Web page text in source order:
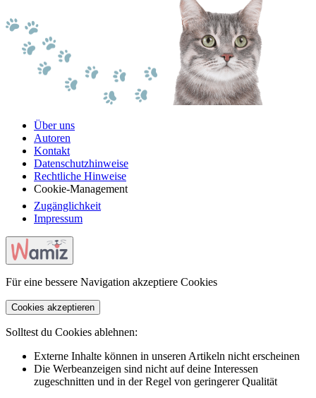
Über uns
Autoren
Kontakt
Datenschutzhinweise
Rechtliche Hinweise
Cookie-Management
Zugänglichkeit
Impressum
Für eine bessere Navigation akzeptiere Cookies
Cookies akzeptieren
Solltest du Cookies ablehnen:
Externe Inhalte können in unseren Artikeln nicht erscheinen
Die Werbeanzeigen sind nicht auf deine Interessen
zugeschnitten und in der Regel von geringerer Qualität